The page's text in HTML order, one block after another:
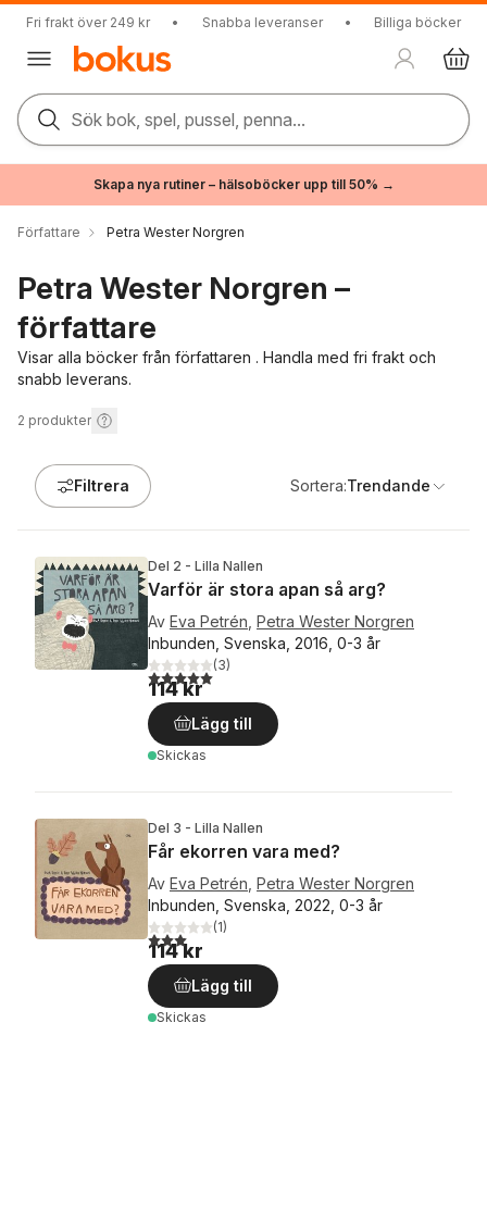
Fri frakt över 249 kr • Snabba leveranser • Billiga böcker
Sök bok, spel, pussel, penna...
Skapa nya rutiner – hälsoböcker upp till 50% →
Författare Petra Wester Norgren
Petra Wester Norgren –
författare
Visar alla böcker från författaren . Handla med fri frakt och
snabb leverans.
2 produkter
Filtrera Sortera:Trendande
Del 2 - Lilla Nallen
Varför är stora apan så arg?
Av Eva Petrén Petra Wester Norgren
Inbunden, Svenska, 2016, 0-3 år
5,0utav 5 stjärnor. Totalt antal röster:
(3)
114 kr
Lägg till
Skickas
Del 3 - Lilla Nallen
Får ekorren vara med?
Av Eva Petrén Petra Wester Norgren
Inbunden, Svenska, 2022, 0-3 år
3,0utav 5 stjärnor. Totalt antal röster:
(1)
114 kr
Lägg till
Skickas